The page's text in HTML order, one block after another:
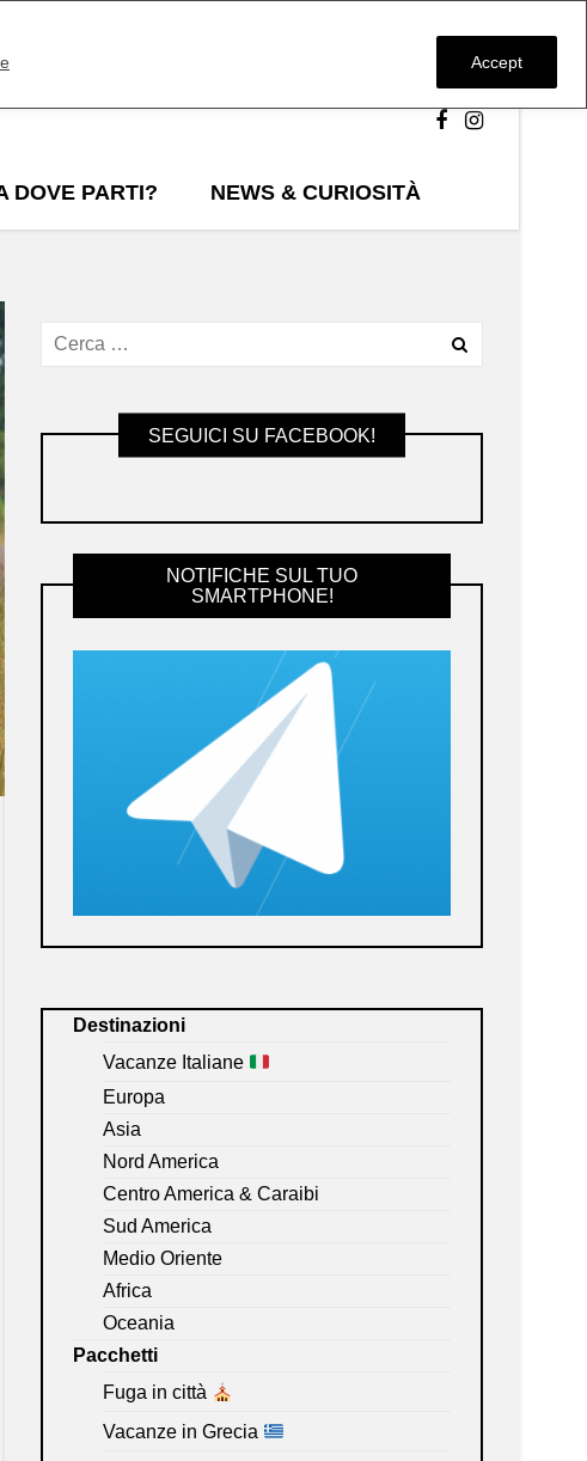
Accept
DOVE PARTI? NEWS & CURIOSITÀ
SEGUICI SU FACEBOOK!
NOTIFICHE SUL TUO
SMARTPHONE!
Destinazioni
Vacanze Italiane
Europa
Asia
Nord America
Centro America & Caraibi
Sud America
Medio Oriente
Africa
Oceania
Pacchetti
Fuga in città
Vacanze in Grecia